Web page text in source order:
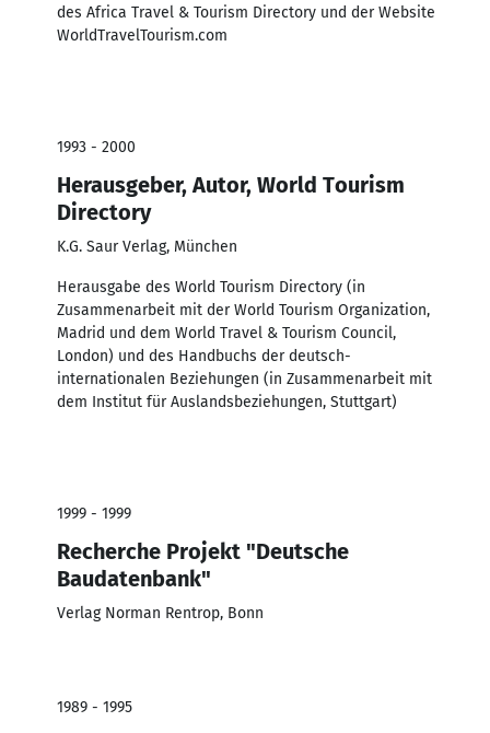
des Africa Travel & Tourism Directory und der Website
WorldTravelTourism.com
1993 - 2000
Herausgeber, Autor, World Tourism
Directory
K.G. Saur Verlag, München
Herausgabe des World Tourism Directory (in
Zusammenarbeit mit der World Tourism Organization,
Madrid und dem World Travel & Tourism Council,
London) und des Handbuchs der deutsch-
internationalen Beziehungen (in Zusammenarbeit mit
dem Institut für Auslandsbeziehungen, Stuttgart)
1999 - 1999
Recherche Projekt "Deutsche
Baudatenbank"
Verlag Norman Rentrop, Bonn
1989 - 1995